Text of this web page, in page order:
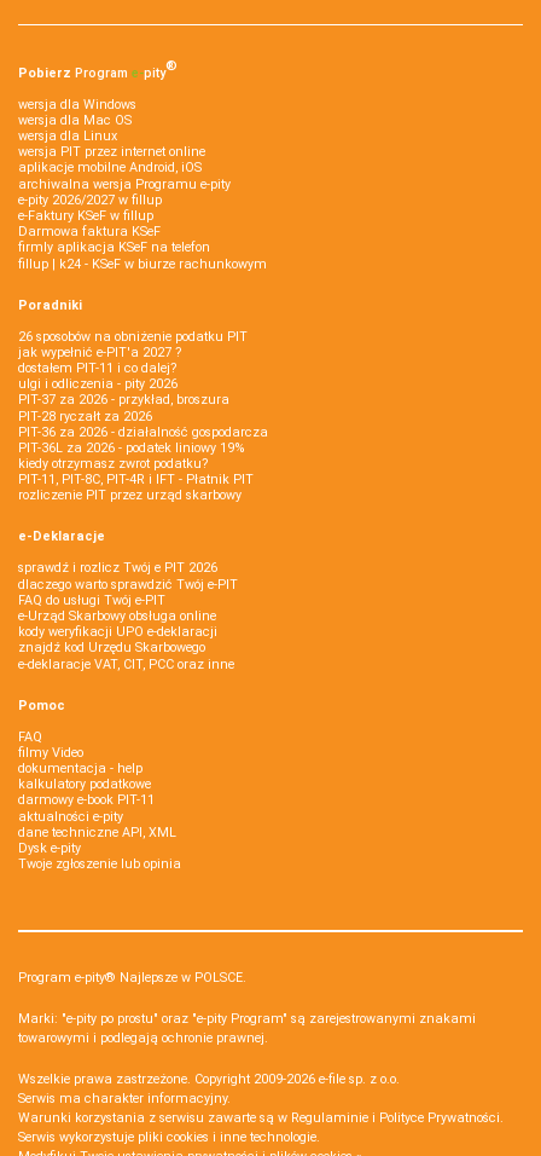
Pobierz Program e‑pity®
wersja dla Windows
wersja dla Mac OS
wersja dla Linux
wersja PIT przez internet online
aplikacje mobilne Android, iOS
archiwalna wersja Programu e-pity
e-pity 2026/2027 w fillup
e‑Faktury KSeF w fillup
Darmowa faktura KSeF
firmly aplikacja KSeF na telefon
fillup | k24 - KSeF w biurze rachunkowym
Poradniki
26 sposobów na obniżenie podatku PIT
jak wypełnić e-PIT'a 2027 ?
dostałem PIT-11 i co dalej?
ulgi i odliczenia - pity 2026
PIT-37 za 2026 - przykład, broszura
PIT-28 ryczałt za 2026
PIT-36 za 2026 - działalność gospodarcza
PIT-36L za 2026 - podatek liniowy 19%
kiedy otrzymasz zwrot podatku?
PIT-11, PIT-8C, PIT-4R i IFT - Płatnik PIT
rozliczenie PIT przez urząd skarbowy
e-Deklaracje
sprawdź i rozlicz Twój e PIT 2026
dlaczego warto sprawdzić Twój e-PIT
FAQ do usługi Twój e-PIT
e-Urząd Skarbowy obsługa online
kody weryfikacji UPO e-deklaracji
znajdź kod Urzędu Skarbowego
e-deklaracje VAT, CIT, PCC oraz inne
Pomoc
FAQ
filmy Video
dokumentacja - help
kalkulatory podatkowe
darmowy e-book PIT-11
aktualności e-pity
dane techniczne API, XML
Dysk e-pity
Twoje zgłoszenie lub opinia
Program e-pity® Najlepsze w POLSCE.
Marki: "e-pity po prostu" oraz "e-pity Program" są zarejestrowanymi znakami
towarowymi i podlegają ochronie prawnej.
Wszelkie prawa zastrzeżone. Copyright 2009-2026 e-file sp. z o.o.
Serwis ma charakter informacyjny.
Warunki korzystania z serwisu zawarte są w Regulaminie i Polityce Prywatności.
Serwis wykorzystuje pliki cookies i inne technologie.